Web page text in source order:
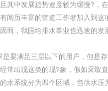
其中发展趋势速度较为缓慢?，
阅历丰富的管道工作者加入到
而，我国给排水事业也迅速的发
满足三层以下的用户，但是
常出现这类的现?象，假如采取
水系统分为四个区域，刍供水